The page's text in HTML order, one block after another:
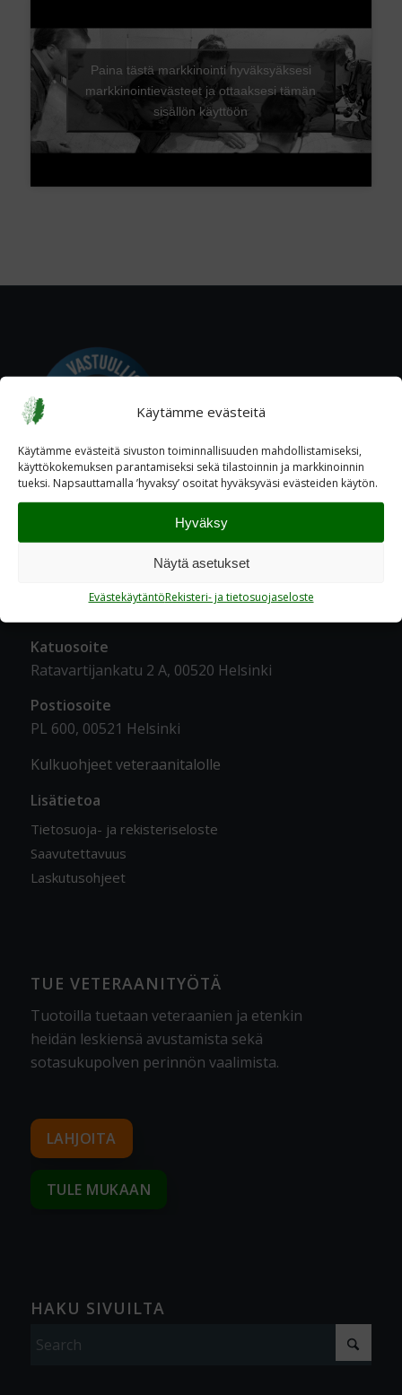
Käytämme evästeitä
Käytämme evästeitä sivuston toiminnallisuuden mahdollistamiseksi,
käyttökokemuksen parantamiseksi sekä tilastoinnin ja markkinoinnin
tueksi. Napsauttamalla ’hyvaksy’ osoitat hyväksyväsi evästeiden käytön.
Hyväksy
Näytä asetukset
EvästekäytäntöRekisteri- ja tietosuojaseloste
Paina tästä markkinointi hyväksyäksesi
markkinointievästeet ja ottaaksesi tämän
sisällön käyttöön
Katuosoite
Ratavartijankatu 2 A, 00520 Helsinki
Postiosoite
PL 600, 00521 Helsinki
Kulkuohjeet veteraanitalolle
Lisätietoa
Tietosuoja- ja rekisteriseloste
Saavutettavuus
Laskutusohjeet
TUE VETERAANITYÖTÄ
Tuotoilla tuetaan veteraanien ja etenkin
heidän leskiensä avustamista sekä
sotasukupolven perinnön vaalimista.
LAHJOITA
TULE MUKAAN
HAKU SIVUILTA